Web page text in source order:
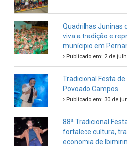
Quadrilhas Juninas
viva a tradição e
munícipio em
Publicado em: 2 de
Tradicional Festa de
Povoado Campos
Publicado em: 30 de
88ª Tradicional
fortalece cultura,
economia de